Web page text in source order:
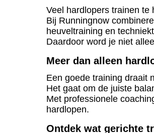
Veel hardlopers trainen te
Bij Runningnow
heuveltraining en
Daardoor word je niet
Meer dan alleen
Een goede training draait
Het gaat om de juiste
Met professionele
hardlopen.
Ontdek wat gerichte